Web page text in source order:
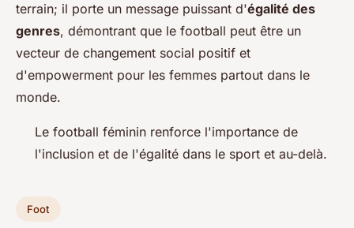
terrain; il porte un message puissant d'égalité des
genres, démontrant que le football peut être un
vecteur de changement social positif et
d'empowerment pour les femmes partout dans le
monde.
Le football féminin renforce l'importance de
l'inclusion et de l'égalité dans le sport et au-delà.
Foot